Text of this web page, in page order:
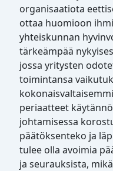
organisaatiota
ottaa huomioon
yhteiskunnan
tärkeämpää
jossa yritysten
toimintansa
periaatteet
johtamisessa
päätöksenteko ja
tulee olla avoimia
ja seurauksista, mikä